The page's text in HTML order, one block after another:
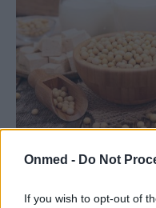
Onmed - Do Not
If you wish to opt-out of
Σόγια: Πέντε